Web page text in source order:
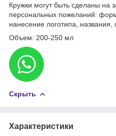
Кружки могут быть сделаны на
персональных пожеланий:
нанесение логотипа, названия,
Объем: 200-250 мл
Скрыть
Характеристики